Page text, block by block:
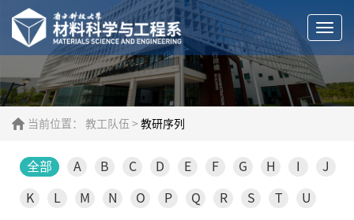
当前位置： 教工队伍 > 教研序列
全部 A B C D E F G H J
K M N O P Q R S T U